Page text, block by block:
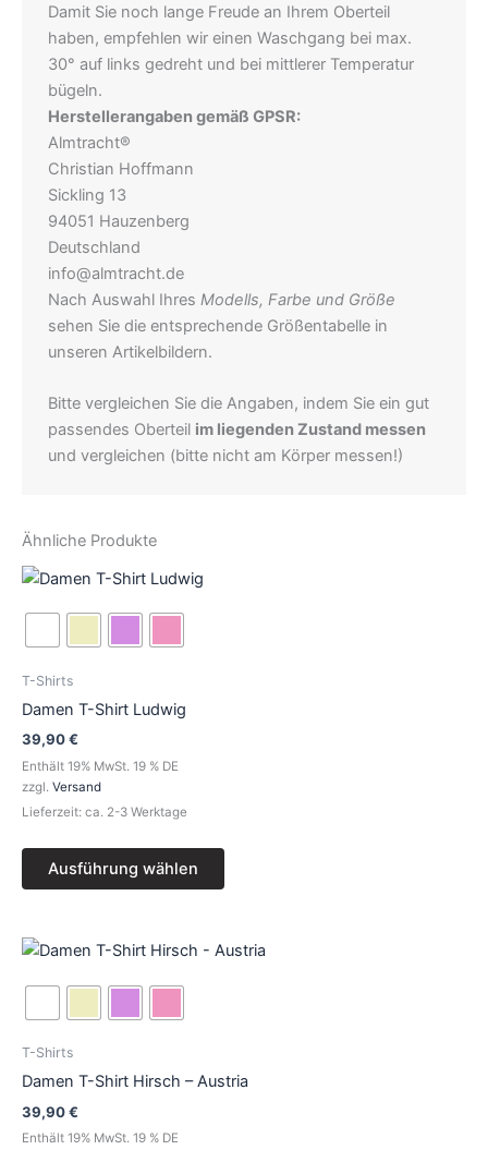
Damit Sie noch lange Freude an Ihrem Oberteil
haben, empfehlen wir einen Waschgang bei max.
30° auf links gedreht und bei mittlerer Temperatur
bügeln.
Herstellerangaben gemäß GPSR:
Almtracht®
Christian Hoffmann
Sickling 13
94051 Hauzenberg
Deutschland
info@almtracht.de
Nach Auswahl Ihres Modells, Farbe und Größe
sehen Sie die entsprechende Größentabelle in
unseren Artikelbildern.
Bitte vergleichen Sie die Angaben, indem Sie ein gut
passendes Oberteil im liegenden Zustand messen
und vergleichen (bitte nicht am Körper messen!)
Ähnliche Produkte
T-Shirts
Damen T-Shirt Ludwig
39,90€
Enthält 19% MwSt. 19 % DE
zzgl. Versand
Lieferzeit: ca. 2-3 Werktage
Ausführung wählen
gewählt
T-Shirts
Damen T-Shirt Hirsch – Austria
39,90€
Enthält 19% MwSt. 19 % DE
Dieses
auf.